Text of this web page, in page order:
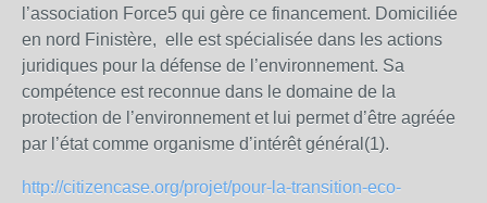
l’association Force5 qui gère ce financement. Domiciliée
en nord Finistère, elle est spécialisée dans les actions
juridiques pour la défense de l’environnement. Sa
compétence est reconnue dans le domaine de la
protection de l’environnement et lui permet d’être agréée
par l’état comme organisme d’intérêt général(1).
http://citizencase.org/projet/pour-la-transition-eco-